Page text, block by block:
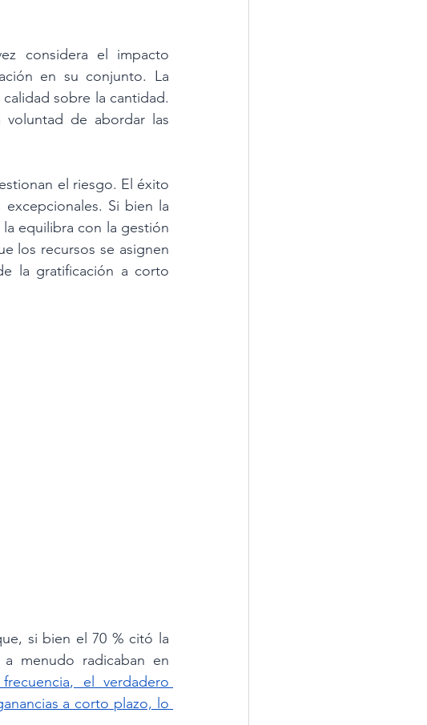
considera el impacto
en su conjunto. La
sobre la cantidad.
voluntad de abordar las
el riesgo. El éxito
Si bien la
equilibra con la gestión
los recursos se asignen
la gratificación a corto
si bien el 70 % citó la
menudo radicaban en
el verdadero
a corto plazo, lo